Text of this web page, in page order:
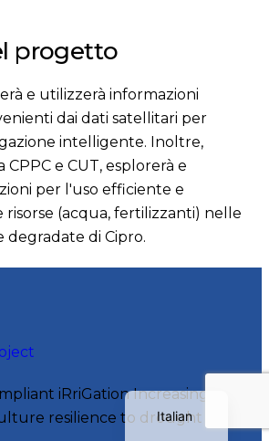
progetto
e utilizzerà informazioni
dai dati satellitari per
intelligente. Inoltre,
CPPC e CUT, esplorerà e
per l'uso efficiente e
risorse (acqua, fertilizzanti) nelle
degradate di Cipro.
iRriGation Increasing
resilience to drought
Italian
English
Dutch
Polish